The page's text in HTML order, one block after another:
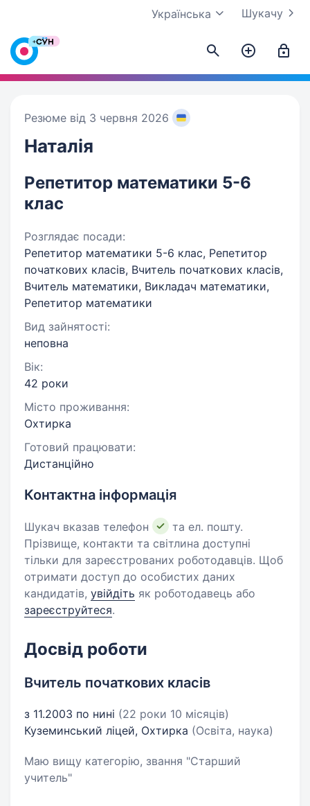
Шукачу
Українська
Резюме від 3 червня 2026
Наталія
Репетитор математики 5-6
клас
Розглядає посади:
Репетитор математики 5-6 клас, Репетитор
початкових класів, Вчитель початкових класів,
Вчитель математики, Викладач математики,
Репетитор математики
Вид зайнятості:
неповна
Вік:
42 роки
Місто проживання:
Охтирка
Готовий працювати:
Дистанційно
Контактна інформація
Шукач вказав телефон
та ел. пошту.
Прізвище, контакти та світлина доступні
тільки для зареєстрованих роботодавців. Щоб
отримати доступ до особистих даних
кандидатів, увійдіть як роботодавець або
зареєструйтеся.
Досвід роботи
Вчитель початкових класів
з 11.2003 по нині (22 роки 10 місяців)
Куземинський ліцей, Охтирка (Освіта, наука)
Маю вищу категорію, звання "Старший
учитель"